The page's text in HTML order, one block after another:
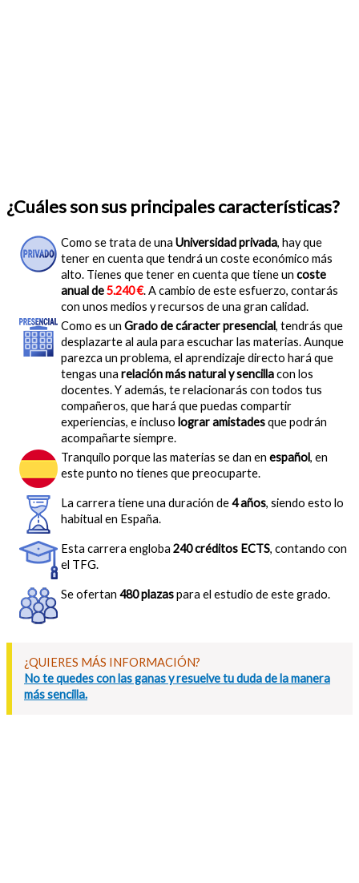
¿Cuáles son sus principales características?
Como se trata de una Universidad privada, hay que
tener en cuenta que tendrá un coste económico más
alto. Tienes que tener en cuenta que tiene un coste
anual de5.240 €. A cambio de este esfuerzo, contarás
con unos medios y recursos de una gran calidad.
Como es un Grado de cáracter presencial, tendrás que
desplazarte al aula para escuchar las materias. Aunque
parezca un problema, el aprendizaje directo hará que
tengas una relación más natural y sencillacon los
docentes. Y además, te relacionarás con todos tus
compañeros, que hará que puedas compartir
experiencias, e incluso lograr amistadesque podrán
acompañarte siempre.
Tranquilo porque las materias se dan en español, en
este punto no tienes que preocuparte.
La carrera tiene una duración de4 años, siendo esto lo
habitual en España.
Esta carrera engloba 240 créditos ECTS, contando con
el TFG.
Se ofertan 480 plazaspara el estudio de este grado.
¿QUIERES MÁS INFORMACIÓN?
No te quedes con las ganas y resuelve tu duda de la manera
más sencilla.